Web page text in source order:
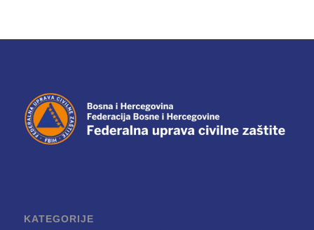
KATEGORIJE